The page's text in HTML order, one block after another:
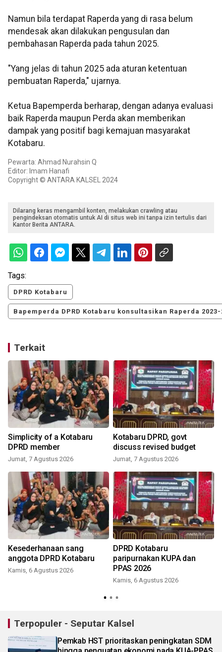
Namun bila terdapat Raperda yang di rasa belum
mendesak akan dilakukan pengusulan dan
pembahasan Raperda pada tahun 2025.
"Yang jelas di tahun 2025 ada aturan ketentuan
pembuatan Raperda," ujarnya.
Ketua Bapemperda berharap, dengan adanya evaluasi
baik Raperda maupun Perda akan memberikan
dampak yang positif bagi kemajuan masyarakat
Kotabaru.
Pewarta: Ahmad Nurahsin Q
Editor: Imam Hanafi
Copyright © ANTARA KALSEL 2024
Dilarang keras mengambil konten, melakukan crawling atau
pengindeksan otomatis untuk AI di situs web ini tanpa izin tertulis dari
Kantor Berita ANTARA.
Tags:
DPRD Kotabaru
Bapemperda DPRD Kotabaru konsultasikan Raperda 2023-
Terkait
Simplicity of a Kotabaru
DPRD member
Jumat, 7 Agustus 2026
Kotabaru DPRD, govt
discuss revised budget
Jumat, 7 Agustus 2026
Kesederhanaan sang
anggota DPRD Kotabaru
Kamis, 6 Agustus 2026
DPRD Kotabaru
paripurnakan KUPA dan
PPAS 2026
Kamis, 6 Agustus 2026
Terpopuler - Seputar Kalsel
Pemkab HST prioritaskan peningkatan SDM